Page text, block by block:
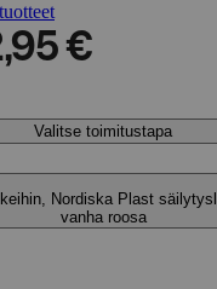
€
Valitse toimitustapa
Nordiska Plast
vanha roosa